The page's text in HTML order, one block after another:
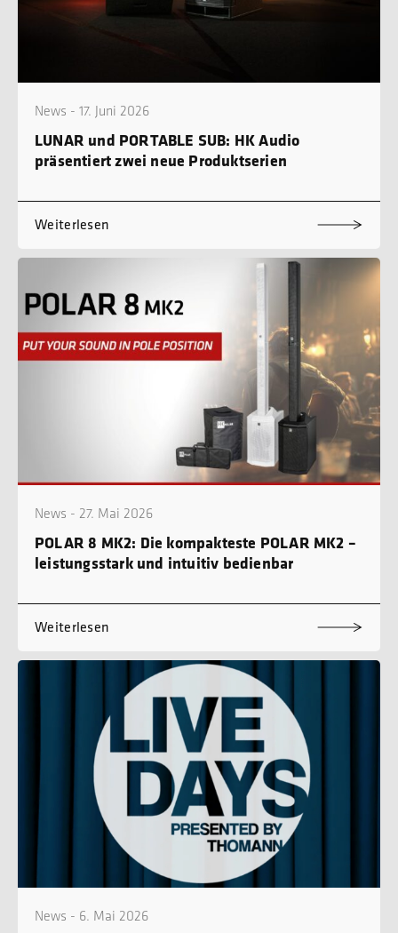
News - 17. Juni 2026
LUNAR und PORTABLE SUB: HK Audio
präsentiert zwei neue Produktserien
Weiterlesen
News - 27. Mai 2026
POLAR 8 MK2: Die kompakteste POLAR MK2 –
leistungsstark und intuitiv bedienbar
Weiterlesen
News - 6. Mai 2026